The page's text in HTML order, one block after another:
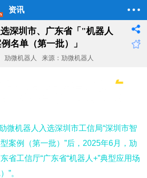
资讯
深圳市、广东省「"机器人
名单（第一批）」
劢微机器人 来源：劢微机器人
微机器人入选深圳市工信局“深圳市智
案例（第一批）”后，2025年6月，劢
省工信厅“广东省“机器人+”典型应用场
”。